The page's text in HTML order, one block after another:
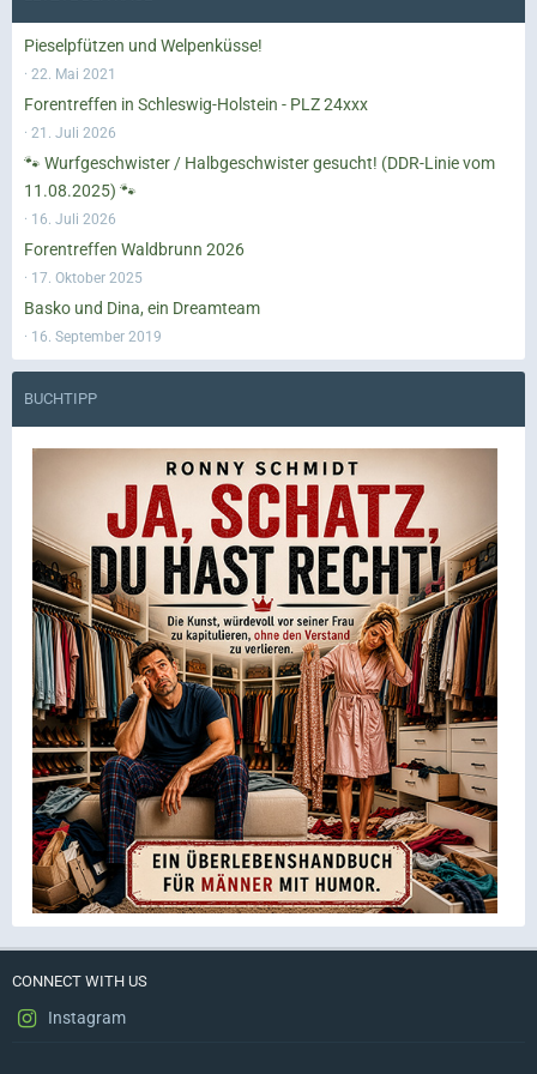
Pieselpfützen und Welpenküsse!
22. Mai 2021
Forentreffen in Schleswig-Holstein - PLZ 24xxx
21. Juli 2026
🐾 Wurfgeschwister / Halbgeschwister gesucht! (DDR-Linie vom
11.08.2025) 🐾
16. Juli 2026
Forentreffen Waldbrunn 2026
17. Oktober 2025
Basko und Dina, ein Dreamteam
16. September 2019
BUCHTIPP
CONNECT WITH US
Instagram